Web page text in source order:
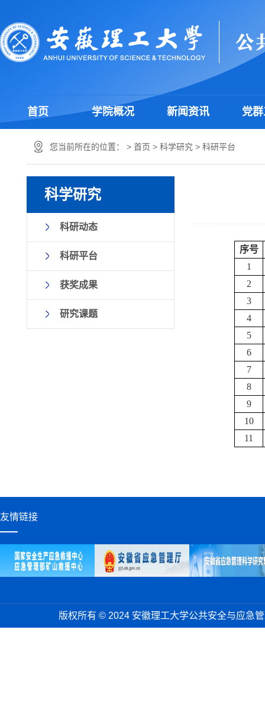
首页 学院概况 新闻资讯 党
您当前所在的位置： > 首页 > 科学研究 > 科研平台
科学研究
科研动态
科研平台
获奖成果
研究课题
序号
1
2
3
4
5
6
7
8
9
10
11
友情链接
版权所有 © 2024 安徽理工大学公共安全与应急